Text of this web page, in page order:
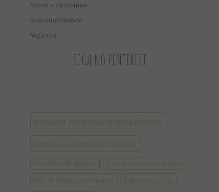
Sucos e vitaminas
Sustentabilidade
Veganas
SIGA NO PINTEREST
almoço receitas vegetarianas
almoço vegetariano receitas
benefícios da granola bolo de banana sem gluten
bolo de banana sem lactose bolo sem açúcar